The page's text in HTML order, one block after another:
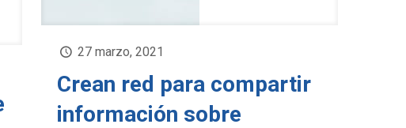
27 marzo, 2021
Crean red para compartir
información sobre